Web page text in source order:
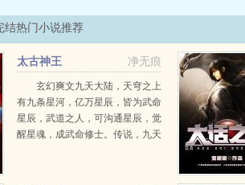
结热门小说推荐
净无痕
太古神王
玄幻爽文九天大陆，天穹之上
有九条星河，亿万星辰，皆为武命
星辰，武道之人，可沟通星辰，觉
醒星魂，成武命修士。传说，九天